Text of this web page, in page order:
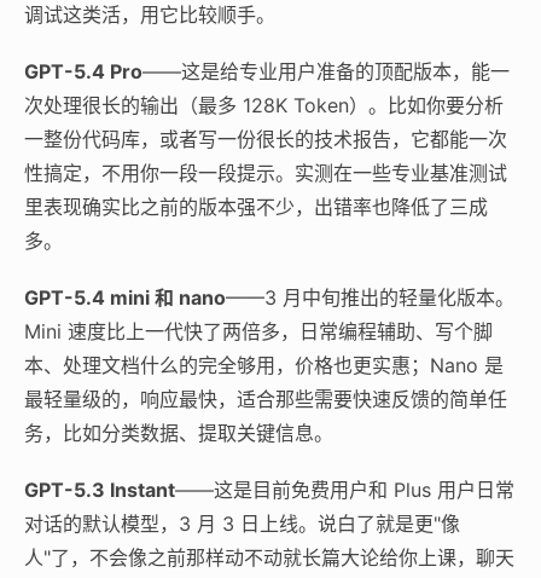
调试这类活，用它比较顺手。
GPT-5.4 Pro——这是给专业用户准备的顶配版本，能一
次处理很长的输出（最多 128K Token）。比如你要分析
一整份代码库，或者写一份很长的技术报告，它都能一次
性搞定，不用你一段一段提示。实测在一些专业基准测试
里表现确实比之前的版本强不少，出错率也降低了三成
多。
GPT-5.4 mini 和 nano——3 月中旬推出的轻量化版本。
Mini 速度比上一代快了两倍多，日常编程辅助、写个脚
本、处理文档什么的完全够用，价格也更实惠；Nano 是
最轻量级的，响应最快，适合那些需要快速反馈的简单任
务，比如分类数据、提取关键信息。
GPT-5.3 Instant——这是目前免费用户和 Plus 用户日常
对话的默认模型，3 月 3 日上线。说白了就是更"像
人"了，不会像之前那样动不动就长篇大论给你上课，聊天